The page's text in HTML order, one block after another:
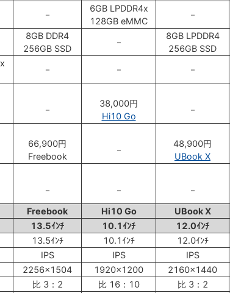
－
6GB LPDDR4x
128GB eMMC
－
8GB DDR4
256GB SSD
－
8GB LPDDR4
256GB SSD
－ － －
－
38,000円
Hi10 Go
－
66,900円
Freebook
－
48,900円
UBook X
－ － －
Freebook Hi10 Go UBook X
13.5ｲﾝﾁ 10.1ｲﾝﾁ 12.0ｲﾝﾁ
13.5ｲﾝﾁ 10.1ｲﾝﾁ 12.0ｲﾝﾁ
IPS
IPS IPS
2256x1504 1920x1200 2160x1440
比 3：2 比 16：10 比 3：2